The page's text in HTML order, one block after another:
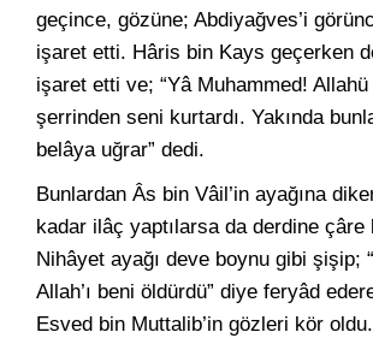
geçince, gözüne; Abdiyağves’i
işaret etti. Hâris bin Kays geçerken
işaret etti ve; “Yâ Muhammed! Allahü
şerrinden seni kurtardı. Yakında
belâya uğrar” dedi.
Bunlardan Âs bin Vâil’in ayağına
kadar ilâç yaptılarsa da derdine çâre
Nihâyet ayağı deve boynu gibi şişip;
Allah’ı beni öldürdü” diye feryâd
Esved bin Muttalib’in gözleri kör